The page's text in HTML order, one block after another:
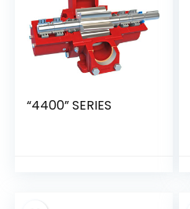
“4400” SERIES